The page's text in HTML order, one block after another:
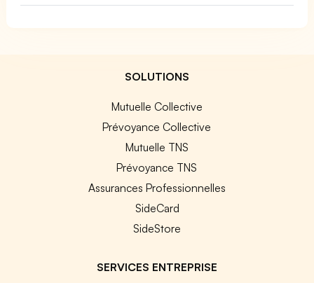
SOLUTIONS
Mutuelle Collective
Prévoyance Collective
Mutuelle TNS
Prévoyance TNS
Assurances Professionnelles
SideCard
SideStore
SERVICES ENTREPRISE